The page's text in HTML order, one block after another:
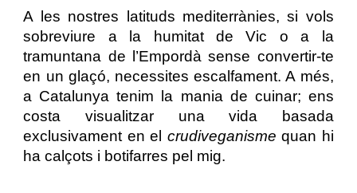
A les nostres latituds mediterrànies, si vols
sobreviure a la humitat de Vic o a la
tramuntana de l’Empordà sense convertir-te
en un glaçó, necessites escalfament. A més,
a Catalunya tenim la mania de cuinar; ens
costa visualitzar una vida basada
exclusivament en el crudiveganisme quan hi
ha calçots i botifarres pel mig.